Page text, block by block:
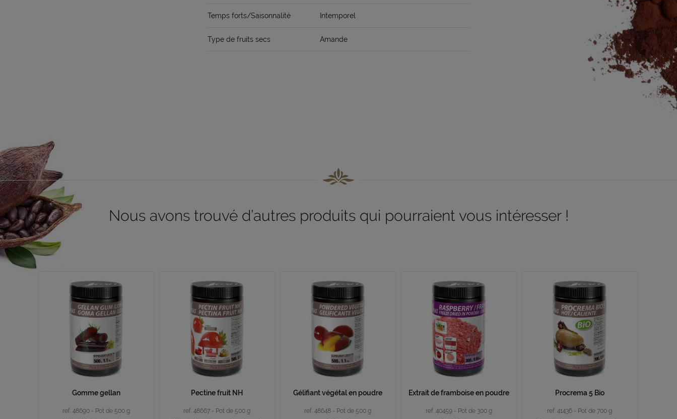
Temps forts/Saisonnalité Intemporel
Type de fruits secs Amande
Nous avons trouvé d’autres produits qui pourraient vous intéresser !
Gomme gellan
ref. 48690 - Pot de 500 g
Pectine fruit NH
ref. 48667 - Pot de 500 g
Gélifiant végétal en poudre
ref. 48648 - Pot de 500 g
Extrait de framboise en poudre
ref. 40459 - Pot de 300 g
Procrema 5 Bio
ref. 41436 - Pot de 700 g